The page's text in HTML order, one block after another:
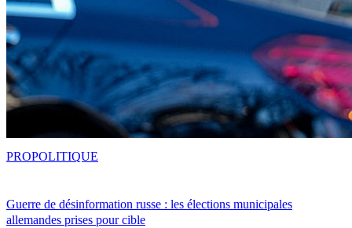
Guerre de désinformation russe : les élections municipales
allemandes prises pour cible
PROPOLITIQUE